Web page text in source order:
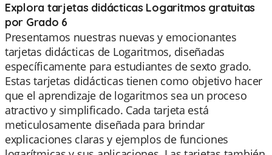
Explora tarjetas didácticas Logaritmos gratuitas
por Grado 6
Presentamos nuestras nuevas y emocionantes
tarjetas didácticas de Logaritmos, diseñadas
específicamente para estudiantes de sexto grado.
Estas tarjetas didácticas tienen como objetivo hacer
que el aprendizaje de logaritmos sea un proceso
atractivo y simplificado. Cada tarjeta está
meticulosamente diseñada para brindar
explicaciones claras y ejemplos de funciones